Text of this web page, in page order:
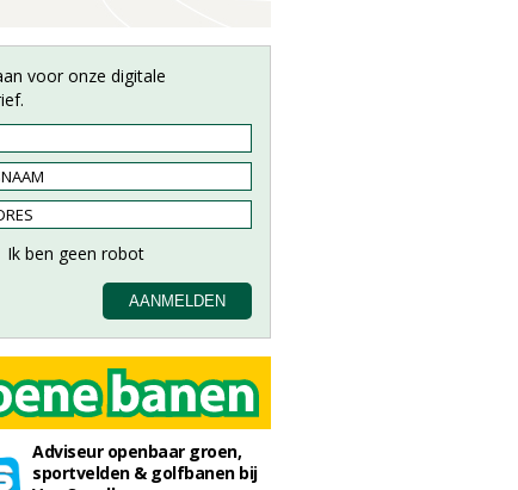
voor onze digitale
Adviseur openbaar groen,
sportvelden & golfbanen bij